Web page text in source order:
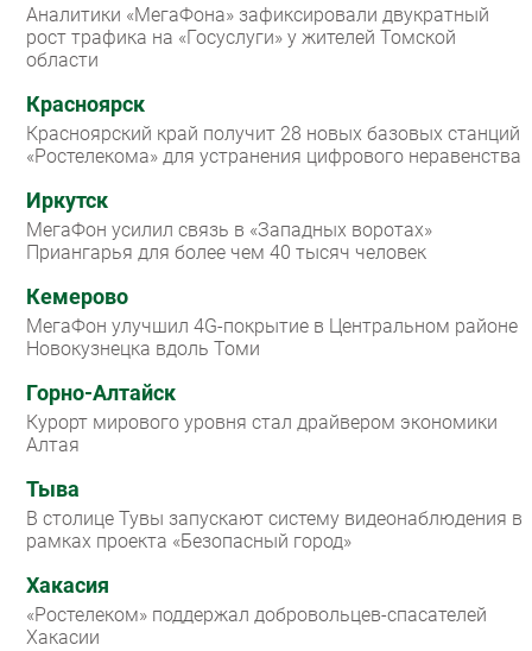
Аналитики «МегаФона» зафиксировали двукратный
рост трафика на «Госуслуги» у жителей Томской
области
Красноярск
Красноярский край получит 28 новых базовых станций
«Ростелекома» для устранения цифрового неравенства
Иркутск
МегаФон усилил связь в «Западных воротах»
Приангарья для более чем 40 тысяч человек
Кемерово
МегаФон улучшил 4G-покрытие в Центральном районе
Новокузнецка вдоль Томи
Горно-Алтайск
Курорт мирового уровня стал драйвером экономики
Алтая
Тыва
В столице Тувы запускают систему видеонаблюдения в
рамках проекта «Безопасный город»
Хакасия
«Ростелеком» поддержал добровольцев-спасателей
Хакасии